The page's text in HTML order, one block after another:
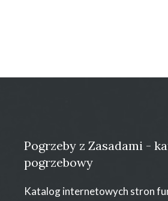
Pogrzeby z Zasadami -
pogrzebowy
Katalog internetowych stron